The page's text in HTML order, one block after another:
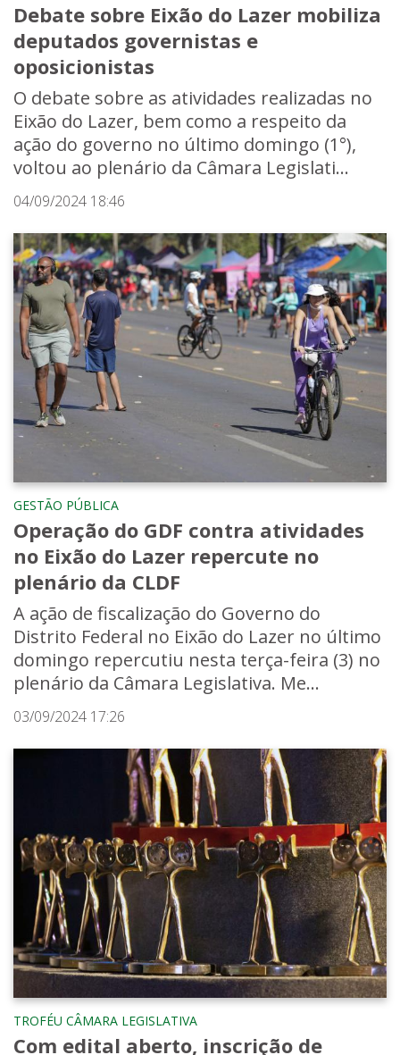
Debate sobre Eixão do Lazer mobiliza
deputados governistas e
oposicionistas
O debate sobre as atividades realizadas no
Eixão do Lazer, bem como a respeito da
ação do governo no último domingo (1°),
voltou ao plenário da Câmara Legislati...
04/09/2024 18:46
GESTÃO PÚBLICA
Operação do GDF contra atividades
no Eixão do Lazer repercute no
plenário da CLDF
A ação de fiscalização do Governo do
Distrito Federal no Eixão do Lazer no último
domingo repercutiu nesta terça-feira (3) no
plenário da Câmara Legislativa. Me...
03/09/2024 17:26
TROFÉU CÂMARA LEGISLATIVA
Com edital aberto, inscrição de